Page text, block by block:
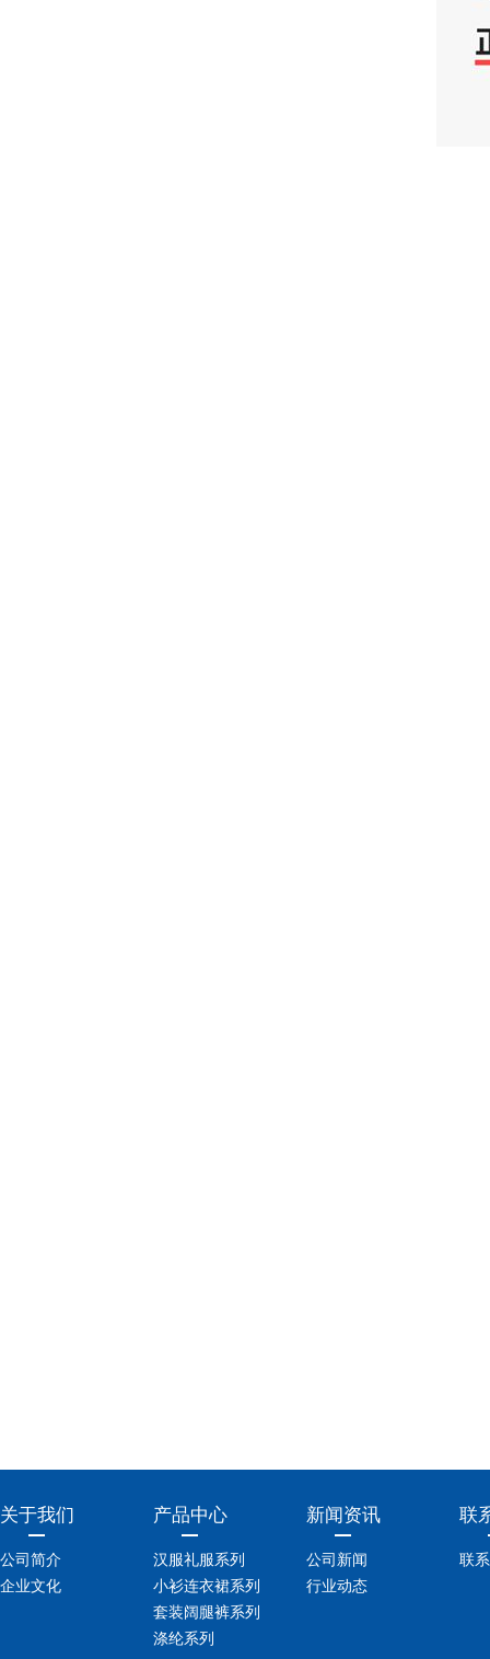
关于我们
公司简介
企业文化
产品中心
汉服礼服系列
小衫连衣裙系列
套装阔腿裤系列
涤纶系列
新闻资讯
公司新闻
行业动态
联
联